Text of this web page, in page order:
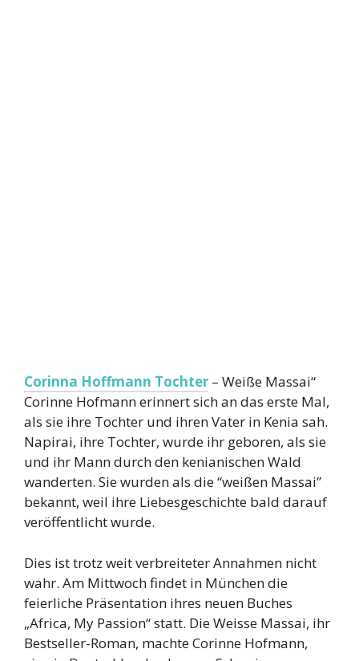
Corinna Hoffmann Tochter – Weiße Massai“
Corinne Hofmann erinnert sich an das erste Mal,
als sie ihre Tochter und ihren Vater in Kenia sah.
Napirai, ihre Tochter, wurde ihr geboren, als sie
und ihr Mann durch den kenianischen Wald
wanderten. Sie wurden als die “weißen Massai”
bekannt, weil ihre Liebesgeschichte bald darauf
veröffentlicht wurde.
Dies ist trotz weit verbreiteter Annahmen nicht
wahr. Am Mittwoch findet in München die
feierliche Präsentation ihres neuen Buches
„Africa, My Passion“ statt. Die Weisse Massai, ihr
Bestseller-Roman, machte Corinne Hofmann,